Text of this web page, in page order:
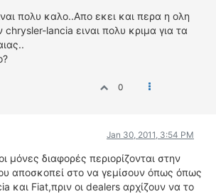
πολυ καλο..Απο εκει και περα η ολη
chrysler-lancia ειναι πολυ κριμα για τα
0
Jan 30, 2011, 3:54 PM
μόνες διαφορές περιορίζονται στην
αποσκοπεί στο να γεμίσουν όπως όπως
και Fiat,πριν οι dealers αρχίζουν να το